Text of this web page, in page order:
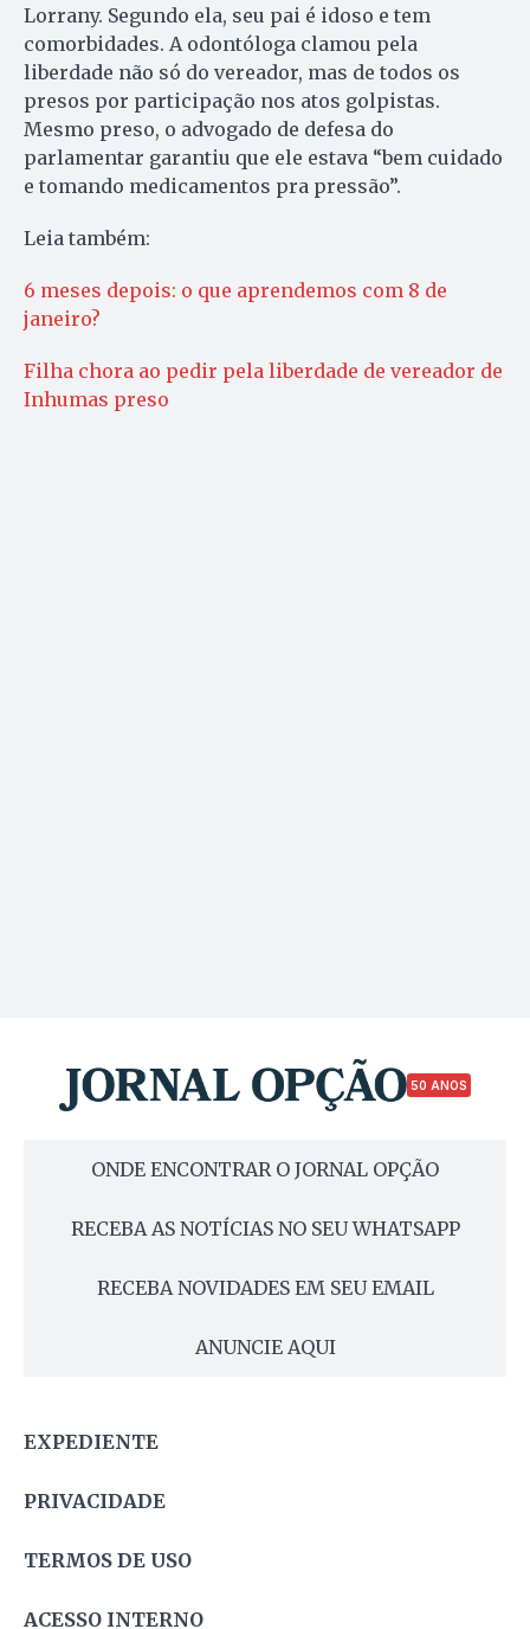
Lorrany. Segundo ela, seu pai é idoso e tem
comorbidades. A odontóloga clamou pela
liberdade não só do vereador, mas de todos os
presos por participação nos atos golpistas.
Mesmo preso, o advogado de defesa do
parlamentar garantiu que ele estava “bem cuidado
e tomando medicamentos pra pressão”.
Leia também:
6 meses depois: o que aprendemos com 8 de
janeiro?
Filha chora ao pedir pela liberdade de vereador de
Inhumas preso
50 ANOS
ONDE ENCONTRAR O JORNAL OPÇÃO
RECEBA AS NOTÍCIAS NO SEU WHATSAPP
RECEBA NOVIDADES EM SEU EMAIL
ANUNCIE AQUI
EXPEDIENTE
PRIVACIDADE
TERMOS DE USO
ACESSO INTERNO